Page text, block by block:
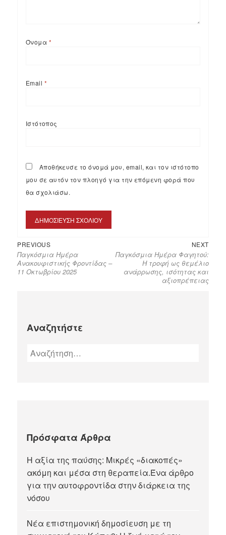
Όνομα *
Email *
Ιστότοπος
Αποθήκευσε το όνομά μου, email, και τον ιστότοπο
μου σε αυτόν τον πλοηγό για την επόμενη φορά που
θα σχολιάσω.
PREVIOUS
Παγκόσμια Ημέρα
Ανακουφιστικής Φροντίδας –
11 Οκτωβρίου 2025
NEXT
Παγκόσμια Ημέρα Φαγητού:
Η τροφή ως θεμέλιο
ανάρρωσης, ισότητας και
αξιοπρέπειας
Αναζητήστε
Πρόσφατα Άρθρα
Η αξία της παύσης: Μικρές «διακοπές»
ακόμη και μέσα στη θεραπεία.Ένα άρθρο
για την αυτοφροντίδα στην διάρκεια της
νόσου
Νέα επιστημονική δημοσίευση με τη